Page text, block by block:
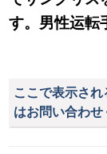
す。男性运転
ここで表示さ
はお問い合わせ